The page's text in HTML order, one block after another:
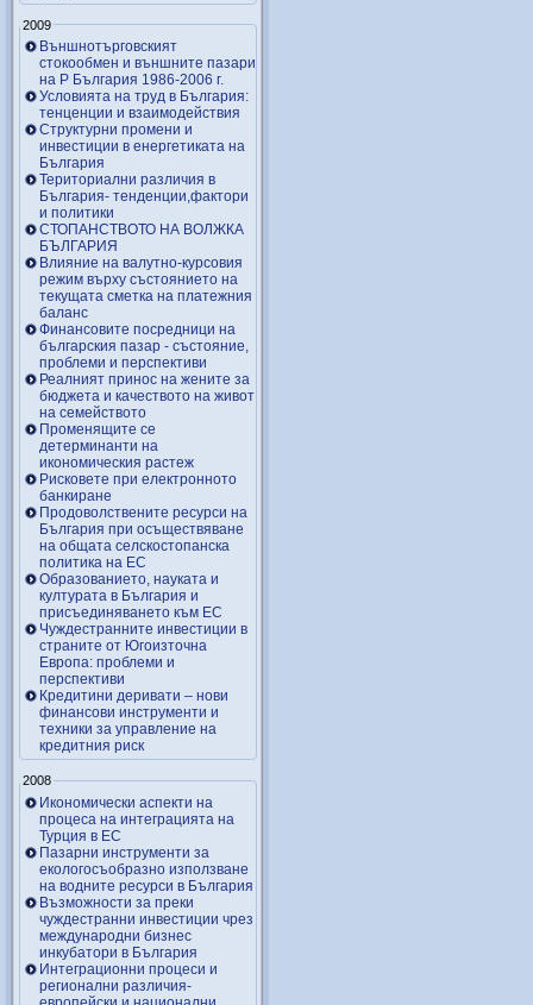
2009
Външнотърговският
стокообмен и външните пазари
на Р България 1986-2006 г.
Условията на труд в България:
тенценции и взаимодействия
Структурни промени и
инвестиции в енергетиката на
България
Териториални различия в
България- тенденции,фактори
и политики
СТОПАНСТВОТО НА ВОЛЖКА
БЪЛГАРИЯ
Влияние на валутно-курсовия
режим върху състоянието на
текущата сметка на платежния
баланс
Финансовите посредници на
българския пазар - състояние,
проблеми и перспективи
Реалният принос на жените за
бюджета и качеството на живот
на семейството
Променящите се
детерминанти на
икономическия растеж
Рисковете при електронното
банкиране
Продоволствените ресурси на
България при осъществяване
на общата селскостопанска
политика на ЕС
Образованието, науката и
културата в България и
присъединяването към ЕС
Чуждестранните инвестиции в
страните от Югоизточна
Европа: проблеми и
перспективи
Кредитини деривати – нови
финансови инструменти и
техники за управление на
кредитния риск
2008
Икономически аспекти на
процеса на интеграцията на
Турция в ЕС
Пазарни инструменти за
екологосъобразно използване
на водните ресурси в България
Възможности за преки
чуждестранни инвестиции чрез
международни бизнес
инкубатори в България
Интеграционни процеси и
регионални различия-